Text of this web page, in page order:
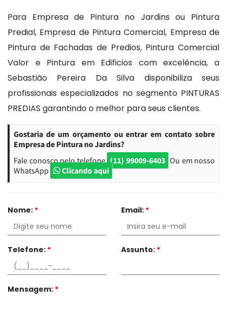
Para Empresa de Pintura no Jardins ou Pintura
Predial, Empresa de Pintura Comercial, Empresa de
Pintura de Fachadas de Predios, Pintura Comercial
Valor e Pintura em Edificios com excelência, a
Sebastião Pereira Da Silva disponibiliza seus
profissionais especializados no segmento PINTURAS
PREDIAS garantindo o melhor para seus clientes.
Gostaria de um orçamento ou entrar em contato sobre
Empresa de Pintura no Jardins?
Fale conosco pelo telefone (11) 99009-6403 Ou em nosso
WhatsApp
Clicando aqui
Nome: * Email: *
Telefone: * Assunto: *
Mensagem: *